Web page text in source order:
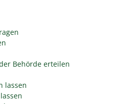
Behörde erteilen
lassen